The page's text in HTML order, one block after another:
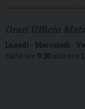
Lunedì - Mercoledì -
dalle ore 9:30 alle ore